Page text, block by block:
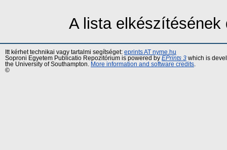
A lista
Itt kérhet technikai vagy tartalmi segítséget: eprints AT nyme.hu
Soproni Egyetem Publicatio Repozitórium is powered by EPrints 3 which is
the University of Southampton.
More information and software credits
©